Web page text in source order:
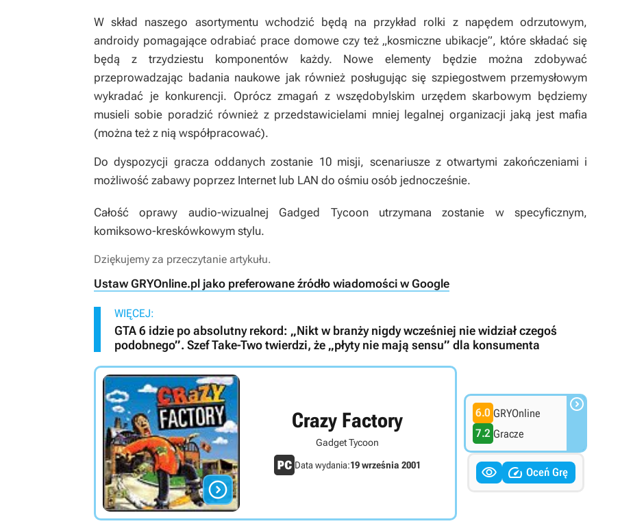
W skład naszego asortymentu wchodzić będą na przykład rolki z napędem odrzutowym,
androidy pomagające odrabiać prace domowe czy też „kosmiczne ubikacje”, które składać się
będą z trzydziestu komponentów każdy. Nowe elementy będzie można zdobywać
przeprowadzając badania naukowe jak również posługując się szpiegostwem przemysłowym
wykradać je konkurencji. Oprócz zmagań z wszędobylskim urzędem skarbowym będziemy
musieli sobie poradzić również z przedstawicielami mniej legalnej organizacji jaką jest mafia
(można też z nią współpracować).
Do dyspozycji gracza oddanych zostanie 10 misji, scenariusze z otwartymi zakończeniami i
możliwość zabawy poprzez Internet lub LAN do ośmiu osób jednocześnie.
Całość oprawy audio-wizualnej Gadged Tycoon utrzymana zostanie w specyficznym,
komiksowo-kreskówkowym stylu.
Dziękujemy za przeczytanie artykułu.
Ustaw GRYOnline.pl jako preferowane źródło wiadomości w Google
WIĘCEJ:
GTA 6 idzie po absolutny rekord: „Nikt w branży nigdy wcześniej nie widział czegoś
podobnego”. Szef Take-Two twierdzi, że „płyty nie mają sensu” dla konsumenta

Crazy Factory
Gadget Tycoon
Data wydania:19 września 2001
6.0 GRYOnline
7.2 Gracze

  Oceń Grę